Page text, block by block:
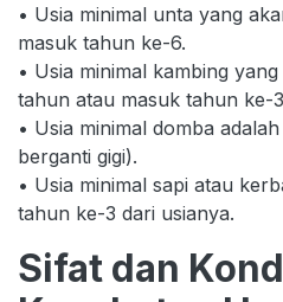
• Usia minimal unta yang
masuk tahun ke-6.
• Usia minimal kambing
tahun atau masuk tahun ke-
• Usia minimal domba
berganti gigi).
• Usia minimal sapi atau
tahun ke-3 dari usianya.
Sifat dan